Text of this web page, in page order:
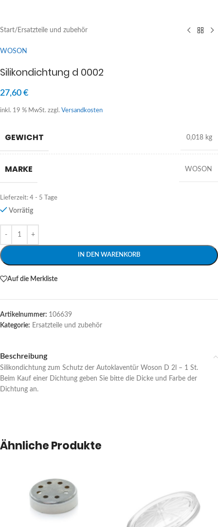
Start/ Ersatzteile und zubehör
WOSON
Silikondichtung d 0002
27,60 €
inkl. 19 % MwSt. zzgl. Versandkosten
GEWICHT 0,018 kg
MARKE WOSON
Lieferzeit: 4 - 5 Tage
Vorrätig
IN DEN WARENKORB
Alternative:
Auf die Merkliste
Artikelnummer: 106639
Kategorie: Ersatzteile und zubehör
Beschreibung
Silikondichtung zum Schutz der Autoklaventür Woson D 2l – 1 St.
Beim Kauf einer Dichtung geben Sie bitte die Dicke und Farbe der
Dichtung an.
Ähnliche Produkte